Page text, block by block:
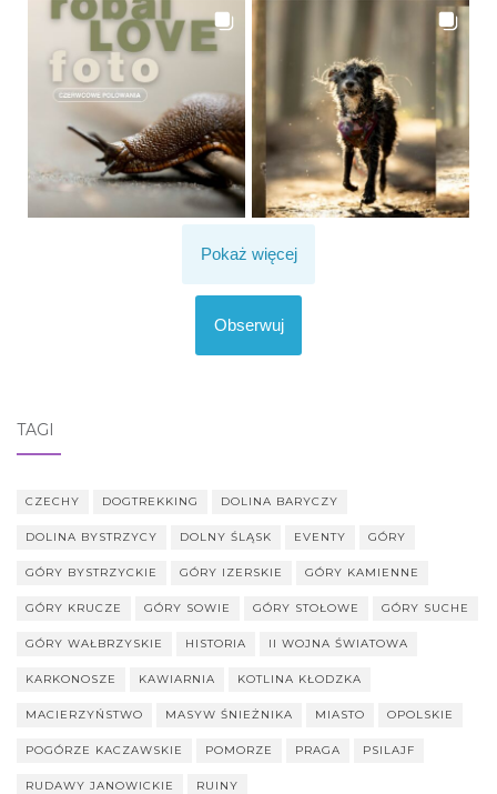
Pokaż więcej
Obserwuj
TAGI
CZECHY DOGTREKKING DOLINA BARYCZY
DOLINA BYSTRZYCY DOLNY ŚLĄSK EVENTY GÓRY
GÓRY BYSTRZYCKIE GÓRY IZERSKIE GÓRY KAMIENNE
GÓRY KRUCZE GÓRY SOWIE GÓRY STOŁOWE GÓRY SUCHE
GÓRY WAŁBRZYSKIE HISTORIA II WOJNA ŚWIATOWA
KARKONOSZE KAWIARNIA KOTLINA KŁODZKA
MACIERZYŃSTWO MASYW ŚNIEŻNIKA MIASTO OPOLSKIE
POGÓRZE KACZAWSKIE POMORZE PRAGA PSILAJF
RUDAWY JANOWICKIE RUINY